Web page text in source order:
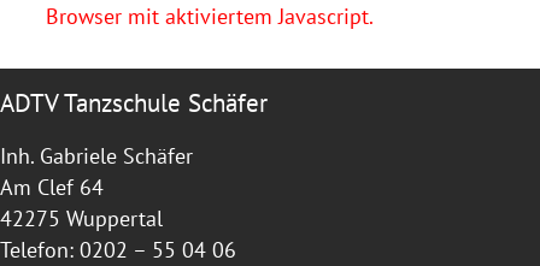
Browser mit aktiviertem Javascript.
ADTV Tanzschule Schäfer
Inh. Gabriele Schäfer
Am Clef 64
42275 Wuppertal
Telefon: 0202 – 55 04 06